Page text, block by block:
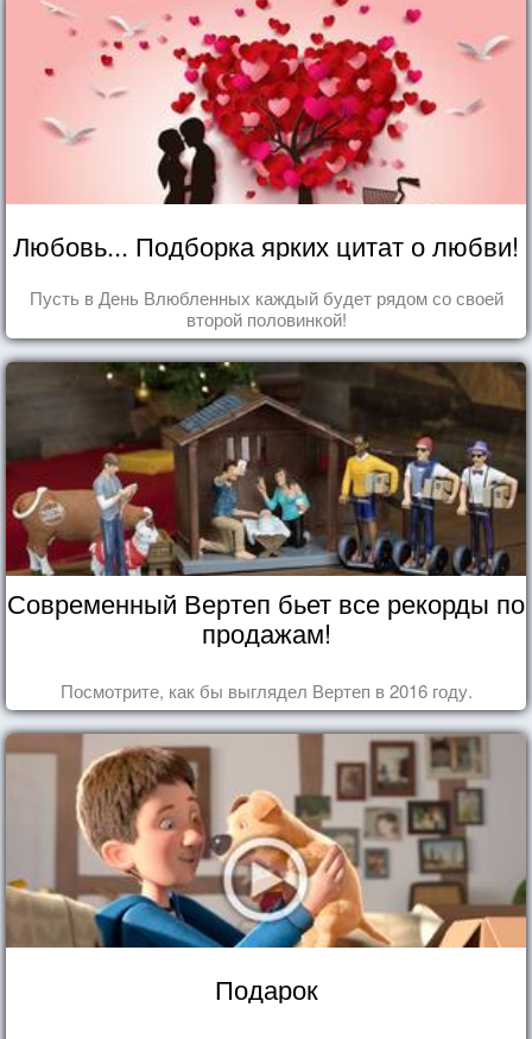
Любовь... Подборка ярких цитат о любви!
Пусть в День Влюбленных каждый будет рядом со своей
второй половинкой!
Современный Вертеп бьет все рекорды по
продажам!
Посмотрите, как бы выглядел Вертеп в 2016 году.
Подарок